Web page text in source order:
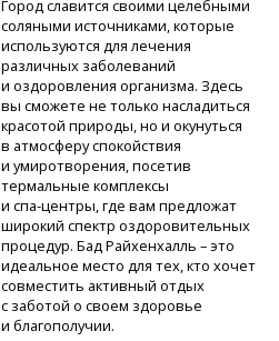
Город славится своими целебными
соляными источниками, которые
используются для лечения
различных заболеваний
и оздоровления организма. Здесь
вы сможете не только насладиться
красотой природы, но и окунуться
в атмосферу спокойствия
и умиротворения, посетив
термальные комплексы
и спа-центры,где вам предложат
широкий спектр оздоровительных
процедур. Бад Райхенхалль – это
идеальное место для тех, кто хочет
совместить активный отдых
с заботой о своем здоровье
и благополучии.